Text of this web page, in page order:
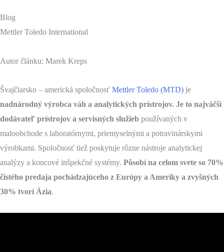
Blog
Mettler Toledo International
Autor článku: Marek Kreps
Švajčiarsko – americká spoločnosť Mettler Toledo (MTD) je
nadnárodný výrobca váh a analytických prístrojov. Je to najväčší
dodávateľ prístrojov a servisných služieb používaných v
maloobchode s laboratórnymi, priemyselnými a potravinárskymi
výrobkami. Spoločnosť tiež poskytuje rôzne nástroje analytickej
analýzy a koncové inšpekčné systémy. Pôsobí na celom svete so 70%
čistého predaja pochádzajúceho z Európy a Ameriky a zvyšných
30% tvorí Ázia.